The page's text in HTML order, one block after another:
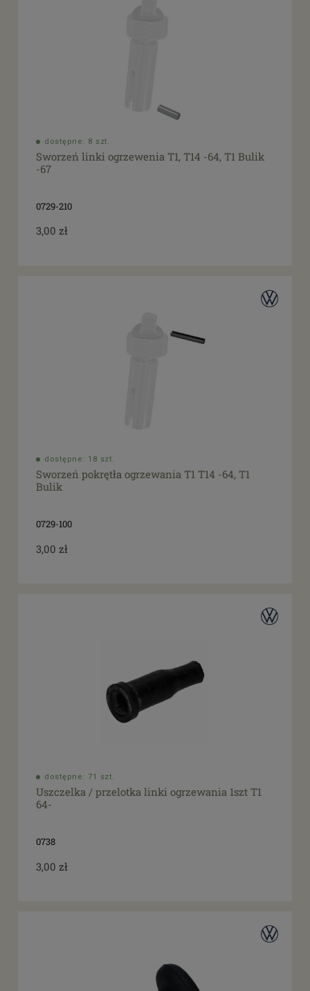
dostępne: 8 szt.
Sworzeń linki ogrzewenia T1, T14 -64, T1 Bulik
-67
0729-210
3,00 zł
dostępne: 18 szt.
Sworzeń pokrętła ogrzewania T1 T14 -64, T1
Bulik
0729-100
3,00 zł
dostępne: 71 szt.
Uszczelka / przelotka linki ogrzewania 1szt T1
64-
0738
3,00 zł